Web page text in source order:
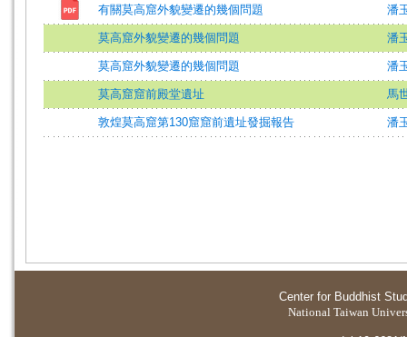
有關莫高窟外貌變遷的幾個問題 潘
莫高窟外貌變遷的幾個問題 潘
莫高窟外貌變遷的幾個問題 潘
莫高窟窟前殿堂遺址 馬
敦煌莫高窟第130窟窟前遺址發掘報告 潘
Center for Buddhist
National Taiwan